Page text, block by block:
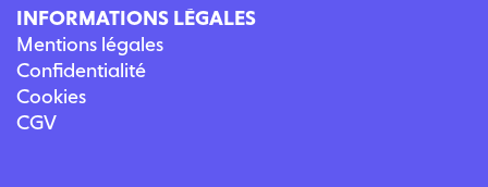
INFORMATIONS LÉGALES
Mentions légales
Confidentialité
Cookies
CGV